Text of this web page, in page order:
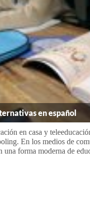
en español
en casa y
En los medios de
una forma moderna de